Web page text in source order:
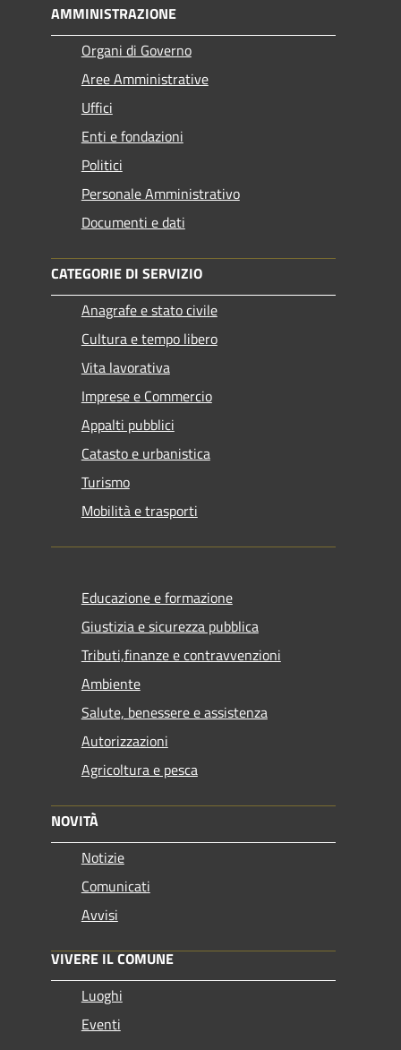
AMMINISTRAZIONE
Organi di Governo
Aree Amministrative
Uffici
Enti e fondazioni
Politici
Personale Amministrativo
Documenti e dati
CATEGORIE DI SERVIZIO
Anagrafe e stato civile
Cultura e tempo libero
Vita lavorativa
Imprese e Commercio
Appalti pubblici
Catasto e urbanistica
Turismo
Mobilità e trasporti
Educazione e formazione
Giustizia e sicurezza pubblica
Tributi,finanze e contravvenzioni
Ambiente
Salute, benessere e assistenza
Autorizzazioni
Agricoltura e pesca
NOVITÀ
Notizie
Comunicati
Avvisi
VIVERE IL COMUNE
Luoghi
Eventi